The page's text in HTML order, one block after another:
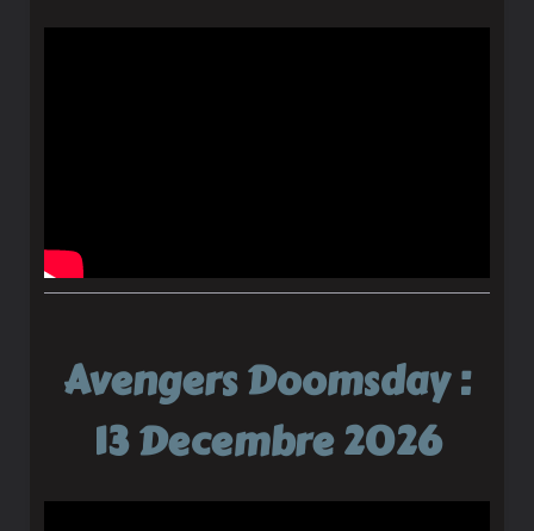
Avengers Doomsday :
13 Decembre 2026